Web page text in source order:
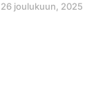
26 joulukuun, 2025